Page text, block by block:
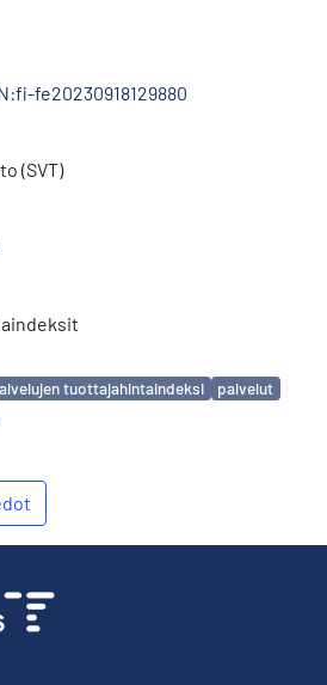
fe20230918129880
(SVT)
tuottajahintaindeksi
palvelut